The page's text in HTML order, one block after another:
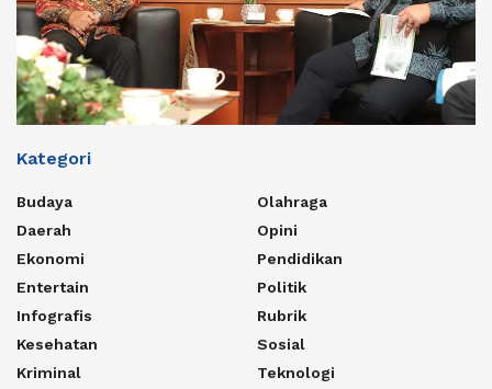
Kategori
Budaya
Daerah
Ekonomi
Entertain
Infografis
Kesehatan
Kriminal
Olahraga
Opini
Pendidikan
Politik
Rubrik
Sosial
Teknologi